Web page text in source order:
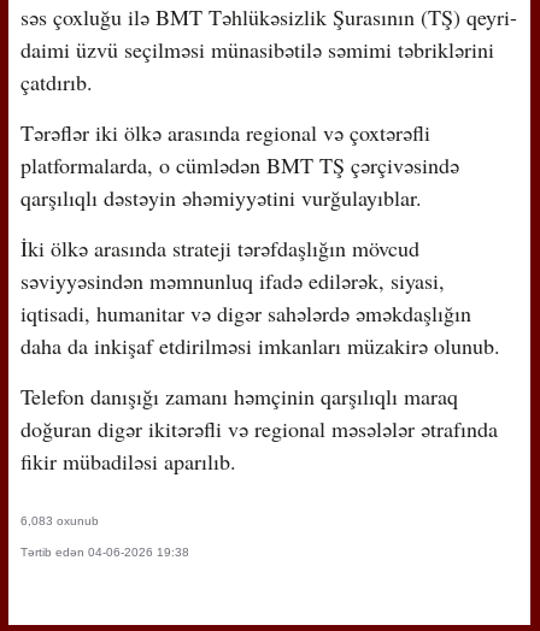
səs çoxluğu ilə BMT Təhlükəsizlik Şurasının (TŞ) qeyri-
daimi üzvü seçilməsi münasibətilə səmimi təbriklərini
çatdırıb.
Tərəflər iki ölkə arasında regional və çoxtərəfli
platformalarda, o cümlədən BMT TŞ çərçivəsində
qarşılıqlı dəstəyin əhəmiyyətini vurğulayıblar.
İki ölkə arasında strateji tərəfdaşlığın mövcud
səviyyəsindən məmnunluq ifadə edilərək, siyasi,
iqtisadi, humanitar və digər sahələrdə əməkdaşlığın
daha da inkişaf etdirilməsi imkanları müzakirə olunub.
Telefon danışığı zamanı həmçinin qarşılıqlı maraq
doğuran digər ikitərəfli və regional məsələlər ətrafında
fikir mübadiləsi aparılıb.
6,083 oxunub
Tərtib edən 04-06-2026 19:38